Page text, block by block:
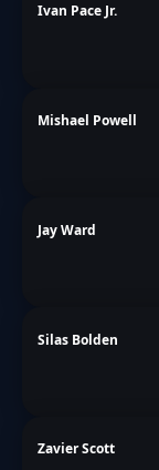
Ivan Pace Jr.
Mishael Powell
Jay Ward
Silas Bolden
Zavier Scott